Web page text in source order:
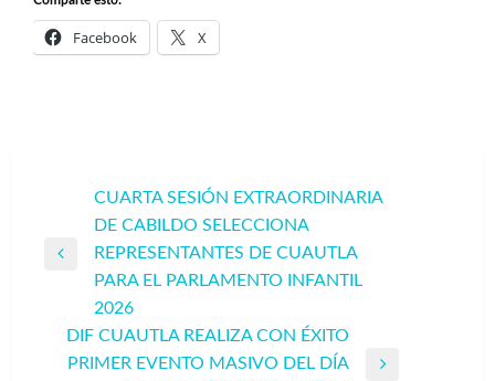
Facebook X
Navegación
entradas
CUARTA SESIÓN EXTRAORDINARIA
DE CABILDO SELECCIONA
REPRESENTANTES DE CUAUTLA
PARA EL PARLAMENTO INFANTIL
2026
DIF CUAUTLA REALIZA CON ÉXITO
PRIMER EVENTO MASIVO DEL DÍA